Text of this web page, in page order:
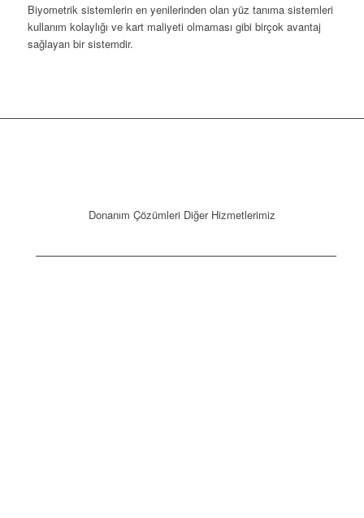
Biyometrik sistemlerin en yenilerinden olan yüz tanıma sistemleri
kullanım kolaylığı ve kart maliyeti olmaması gibi birçok avantaj
sağlayan bir sistemdir.
Donanım Çözümleri Diğer Hizmetlerimiz